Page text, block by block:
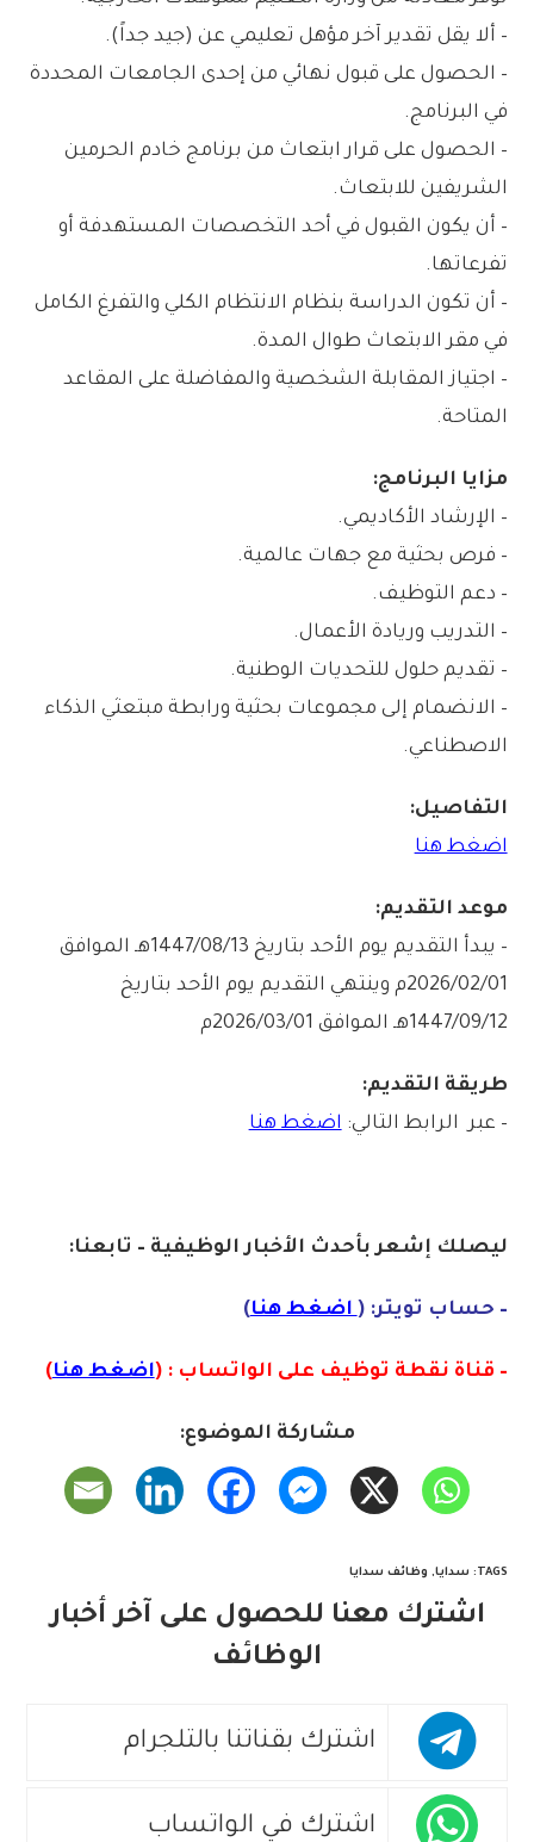
– ألا يقل تقدير آخر مؤهل تعليمي عن (جيد جداً).
– الحصول على قبول نهائي من إحدى الجامعات المحددة
في البرنامج.
– الحصول على قرار ابتعاث من برنامج خادم الحرمين
الشريفين للابتعاث.
– أن يكون القبول في أحد التخصصات المستهدفة أو
تفرعاتها.
– أن تكون الدراسة بنظام الانتظام الكلي والتفرغ الكامل
في مقر الابتعاث طوال المدة.
– اجتياز المقابلة الشخصية والمفاضلة على المقاعد
المتاحة.
مزايا البرنامج:
– الإرشاد الأكاديمي.
– فرص بحثية مع جهات عالمية.
– دعم التوظيف.
– التدريب وريادة الأعمال.
– تقديم حلول للتحديات الوطنية.
– الانضمام إلى مجموعات بحثية ورابطة مبتعثي الذكاء
الاصطناعي.
التفاصيل:
اضغط هنا
موعد التقديم:
– يبدأ التقديم يوم الأحد بتاريخ 1447/08/13هـ الموافق
2026/02/01م وينتهي التقديم يوم الأحد بتاريخ
1447/09/12هـ الموافق 2026/03/01م
طريقة التقديم:
– عبر الرابط التالي: اضغط هنا
ليصلك إشعربأحدث الأخبار الوظيفية – تابعنا:
– حساب تويتر: ( اضغط هنا)
– قناة نقطة توظيف على الواتساب : (اضغط هنا)
مشاركة الموضوع:
TAGS
: سدايا, وظائف سدايا
اشترك معنا للحصول على آخر أخبار
الوظائف
اشترك بقناتنا بالتلجرام
اشترك في الواتساب